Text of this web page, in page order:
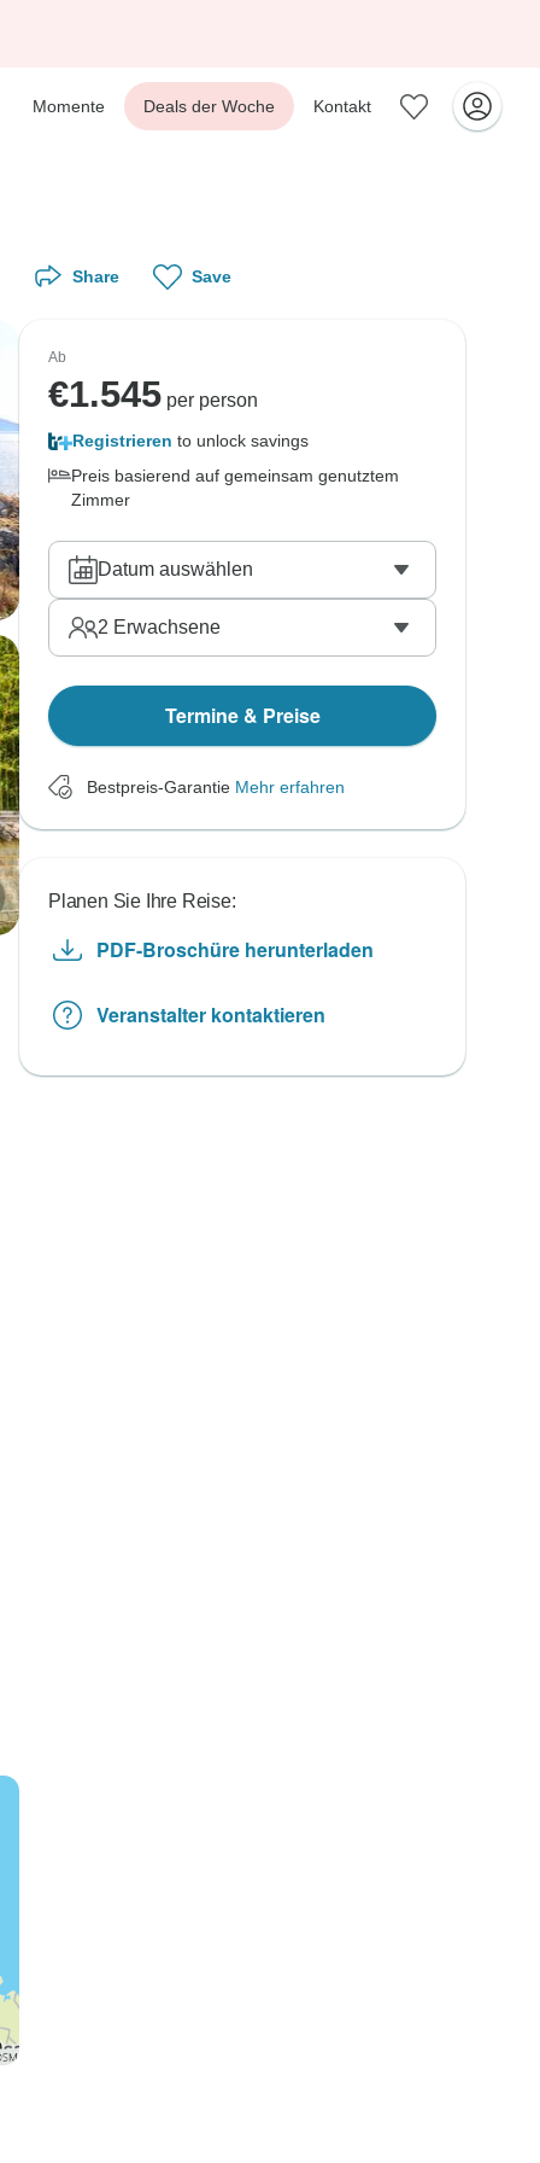
Momente Deals der Woche Kontakt
Share Save
Ab
€1.545 per person
Registrieren to unlock savings
Preis basierend auf gemeinsam genutztem
Zimmer
Datum auswählen
2 Erwachsene
Termine & Preise
Bestpreis-Garantie Mehr erfahren
Planen Sie Ihre Reise:
PDF-Broschüre herunterladen
Veranstalter kontaktieren